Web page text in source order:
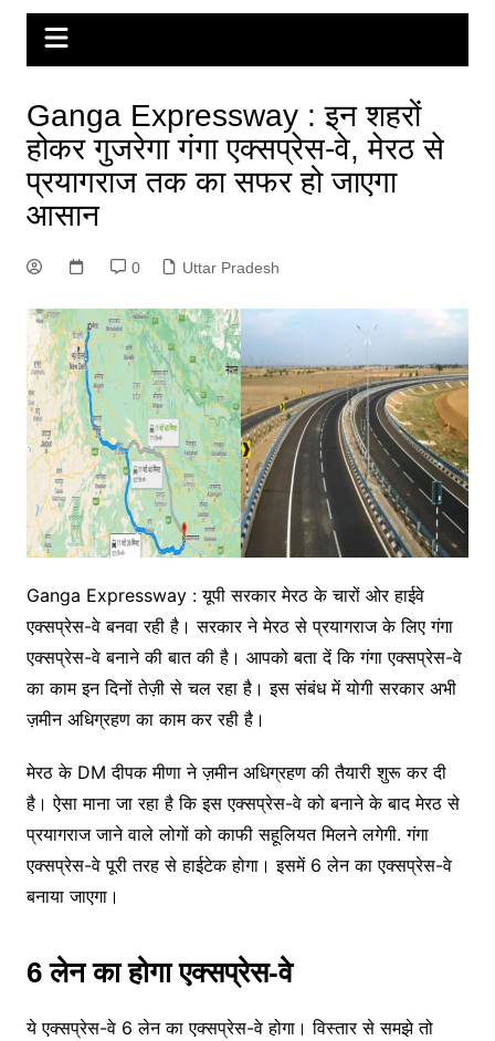
Ganga Expressway : इन शहरों
होकर गुजरेगा गंगा एक्सप्रेस-वे, मेरठ से
प्रयागराज तक का सफर हो जाएगा
आसान
0 Uttar Pradesh
Ganga Expressway : यूपी सरकार मेरठ के चारों ओर हाईवे
एक्सप्रेस-वे बनवा रही है। सरकार ने मेरठ से प्रयागराज के लिए गंगा
एक्सप्रेस-वे बनाने की बात की है। आपको बता दें कि गंगा एक्सप्रेस-वे
का काम इन दिनों तेज़ी से चल रहा है। इस संबंध में योगी सरकार अभी
ज़मीन अधिग्रहण का काम कर रही है।
मेरठ के DM दीपक मीणा ने ज़मीन अधिग्रहण की तैयारी शुरू कर दी
है। ऐसा माना जा रहा है कि इस एक्सप्रेस-वे को बनाने के बाद मेरठ से
प्रयागराज जाने वाले लोगों को काफी सहूलियत मिलने लगेगी. गंगा
एक्सप्रेस-वे पूरी तरह से हाईटेक होगा। इसमें 6 लेन का एक्सप्रेस-वे
बनाया जाएगा।
6 लेन का होगा एक्सप्रेस-वे
ये एक्सप्रेस-वे 6 लेन का एक्सप्रेस-वे होगा। विस्तार से समझे तो